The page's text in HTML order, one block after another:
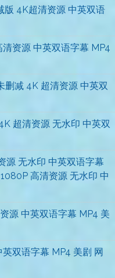
版 4K超清资源 中英双语
资源 中英双语字幕 MP4
删减 4K 超清资源 中英双
超清资源 无水印 中英双
源 无水印 中英双语字幕
高清资源 无水印 中
源 中英双语字幕 MP4 美
双语字幕 MP4 美剧 网